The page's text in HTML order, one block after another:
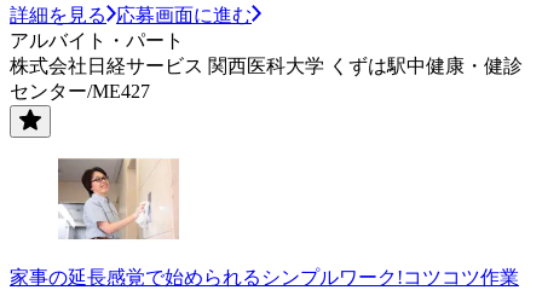
詳細を見る
応募画面に進む
アルバイト・パート
株式会社日経サービス 関西医科大学 くずは駅中健康・健診
センター/ME427
家事の延長感覚で始められるシンプルワーク!コツコツ作業